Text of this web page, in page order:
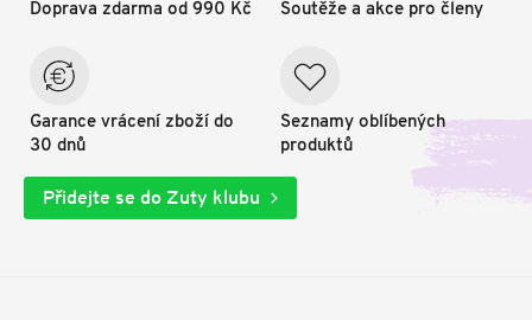
Doprava zdarma od 990 Kč
Garance vrácení zboží do
30 dnů
Soutěže a akce pro členy
Seznamy oblíbených
produktů
Přidejte se do Zuty klubu